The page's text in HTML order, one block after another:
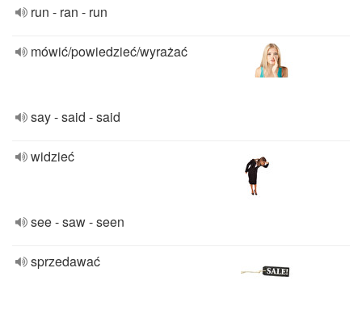
run - ran - run
mówić/powiedzieć/wyrażać
say - said - said
widzieć
see - saw - seen
sprzedawać